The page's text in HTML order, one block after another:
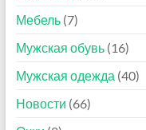
Мебель(7)
Мужская обувь(16)
Мужская одежда (40)
Новости (66)